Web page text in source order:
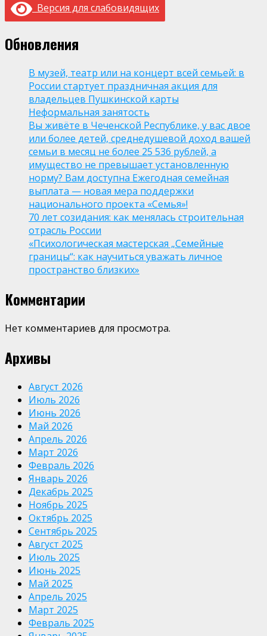
Версия для слабовидящих
Обновления
В музей, театр или на концерт всей семьей: в
России стартует праздничная акция для
владельцев Пушкинской карты
Неформальная занятость
Вы живёте в Чеченской Республике, у вас двое
или более детей, среднедушевой доход вашей
семьи в месяц не более 25 536 рублей, а
имущество не превышает установленную
норму? Вам доступна Ежегодная семейная
выплата — новая мера поддержки
национального проекта «Семья»!
70 лет созидания: как менялась строительная
отрасль России
«Психологическая мастерская „Семейные
границы“: как научиться уважать личное
пространство близких»
Комментарии
Нет комментариев для просмотра.
Архивы
Август 2026
Июль 2026
Июнь 2026
Май 2026
Апрель 2026
Март 2026
Февраль 2026
Январь 2026
Декабрь 2025
Ноябрь 2025
Октябрь 2025
Сентябрь 2025
Август 2025
Июль 2025
Июнь 2025
Май 2025
Апрель 2025
Март 2025
Февраль 2025